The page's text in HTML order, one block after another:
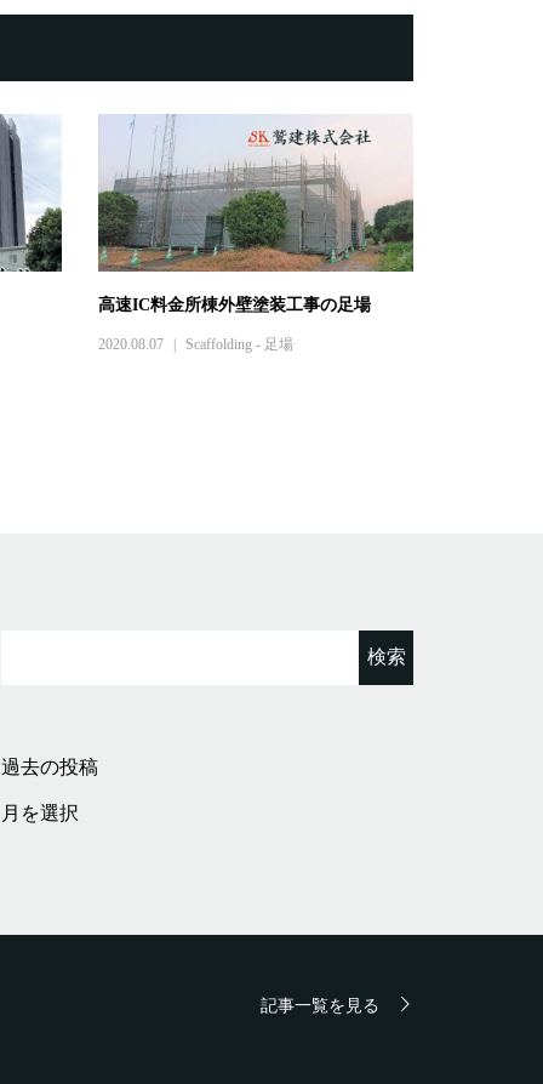
高速IC料金所棟外壁塗装工事の足場
2020.08.07 Scaffolding - 足場
過去の投稿
過
去
記事一覧を見る